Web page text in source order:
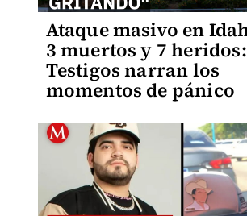
Ataque masivo en
3 muertos y 7 heridos:
Testigos narran los
momentos de pánico